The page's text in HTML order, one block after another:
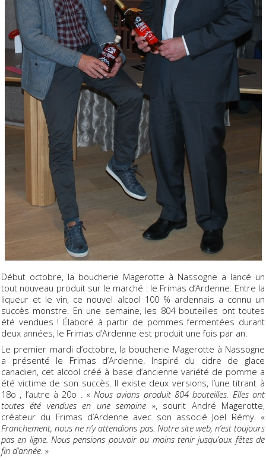
Début octobre, la boucherie Magerotte à Nassogne a lancé un
tout nouveau produit sur le marché : le Frimas d’Ardenne. Entre la
liqueur et le vin, ce nouvel alcool 100 % ardennais a connu un
succès monstre. En une semaine, les 804 bouteilles ont toutes
été vendues ! Élaboré à partir de pommes fermentées durant
deux années, le Frimas d’Ardenne est produit une fois par an.
Le premier mardi d’octobre, la boucherie Magerotte à Nassogne
a présenté le Frimas d’Ardenne. Inspiré du cidre de glace
canadien, cet alcool créé à base d’ancienne variété de pomme a
été victime de son succès. Il existe deux versions, l’une titrant à
18o , l’autre à 20o . «Nous avions produit 804 bouteilles. Elles ont
toutes été vendues en une semaine », sourit André Magerotte,
créateur du Frimas d’Ardenne avec son associé Joël Rémy. «
Franchement, nous ne n’y attendions pas. Notre site web, n’est toujours
pas en ligne. Nous pensions pouvoir au moins tenir jusqu’aux fêtes de
fin d’année. »